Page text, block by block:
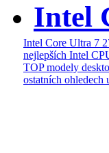
Intel
Intel Core Ultra 7
nejlepších Intel
TOP modely
ostatních ohledech